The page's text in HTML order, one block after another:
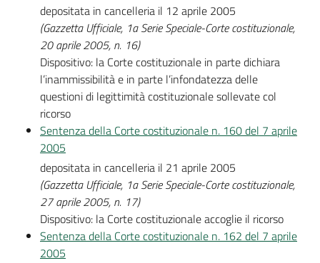
depositata in cancelleria il 12 aprile 2005
(Gazzetta Ufficiale, 1a Serie Speciale-Corte costituzionale,
20 aprile 2005, n. 16)
Dispositivo: la Corte costituzionale in parte dichiara
l’inammissibilità e in parte l’infondatezza delle
questioni di legittimità costituzionale sollevate col
ricorso
Sentenza della Corte costituzionale n. 160 del 7 aprile
2005
depositata in cancelleria il 21 aprile 2005
(Gazzetta Ufficiale, 1a Serie Speciale-Corte costituzionale,
27 aprile 2005, n. 17)
Dispositivo: la Corte costituzionale accoglie il ricorso
Sentenza della Corte costituzionale n. 162 del 7 aprile
2005